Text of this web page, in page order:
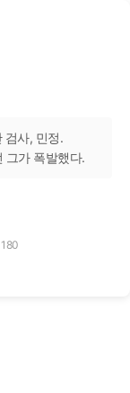
검사, 민정.
그가 폭발했다.